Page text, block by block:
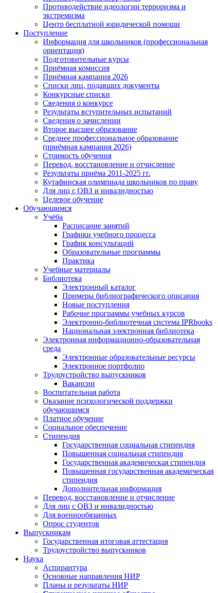
Противодействие идеологии терроризма и
экстремизма
Центр бесплатной юридической помощи
Поступление
Информация для школьников (профессиональная
ориентация)
Подготовительные курсы
Приёмная комиссия
Приёмная кампания 2026
Списки лиц, подавших документы
Конкурсные списки
Сведения о конкурсе
Результаты вступительных испытаний
Сведения о зачислении
Второе высшее образование
Среднее профессиональное образование
(приёмная кампания 2026)
Стоимость обучения
Перевод, восстановление и отчисление
Результаты приёма 2011-2025 гг.
Кутафинская олимпиада школьников по праву
Для лиц с ОВЗ и инвалидностью
Целевое обучение
Обучающимся
Учёба
Расписание занятий
Графики учебного процесса
График консультаций
Образовательные программы
Практика
Учебные материалы
Библиотека
Электронный каталог
Примеры библиографического описания
Новые поступления
Рабочие программы учебных курсов
Электронно-библиотечная система IPRbooks
Национальная электронная библиотека
Электронная информационно-образовательная
среда
Электронные образовательные ресурсы
Электронное портфолио
Трудоустройство выпускников
Вакансии
Воспитательная работа
Оказание психологической поддержки
обучающимся
Платное обучение
Социальное обеспечение
Стипендия
Государственная социальная стипендия
Повышенная социальная стипендия
Государственная академическая стипендия
Повышенная государственная академическая
стипендия
Дополнительная информация
Перевод, восстановление и отчисление
Для лиц с ОВЗ и инвалидностью
Для военнообязанных
Опрос студентов
Выпускникам
Государственная итоговая аттестация
Трудоустройство выпускников
Наука
Аспирантура
Основные направления НИР
Планы и результаты НИР